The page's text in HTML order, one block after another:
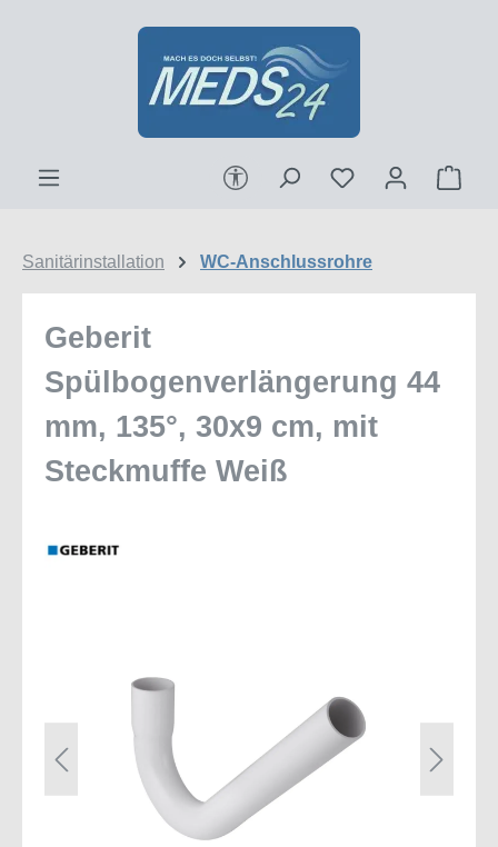
Zum Hauptinhalt springen
Werkzeugleiste anzeigen
Sanitärinstallation WC-Anschlussrohre
Geberit
Spülbogenverlängerung 44
mm, 135°, 30x9 cm, mit
Steckmuffe Weiß